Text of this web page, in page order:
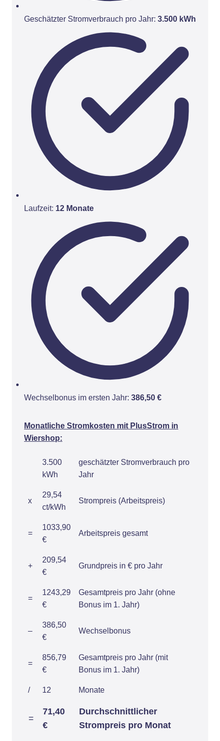
Geschätzter Stromverbrauch pro Jahr: 3.500 kWh
Laufzeit: 12 Monate
Wechselbonus im ersten Jahr: 386,50 €
Monatliche Stromkosten mit PlusStrom in
Wiershop:
3.500
kWh
geschätzter Stromverbrauch pro
Jahr
x
29,54
ct/kWh
Strompreis (Arbeitspreis)
=
1033,90
€
Arbeitspreis gesamt
+
209,54
€
Grundpreis in € pro Jahr
=
1243,29
€
Gesamtpreis pro Jahr (ohne
Bonus im 1. Jahr)
–
386,50
€
Wechselbonus
=
856,79
€
Gesamtpreis pro Jahr (mit
Bonus im 1. Jahr)
/ 12 Monate
=
71,40
€
Durchschnittlicher
Strompreis pro Monat